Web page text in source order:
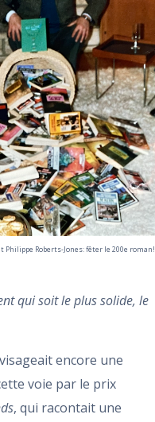
Philippe Roberts-Jones: fêter le 200e roman!
qui soit le plus solide, le
encore une
voie par le prix
, qui racontait une